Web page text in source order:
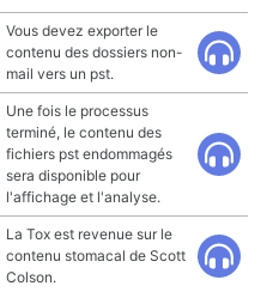
Vous devez exporter le
contenu des dossiers non-
mail vers un pst.
Une fois le processus
terminé, le contenu des
fichiers pst endommagés
sera disponible pour
l'affichage et l'analyse.
La Tox est revenue sur le
contenu stomacal de Scott
Colson.